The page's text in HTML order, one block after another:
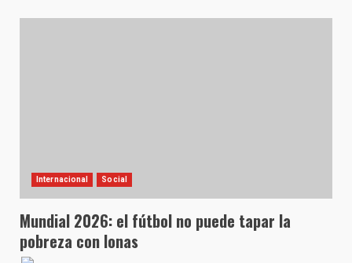
Internacional Social
Mundial 2026: el fútbol no puede tapar la
pobreza con lonas